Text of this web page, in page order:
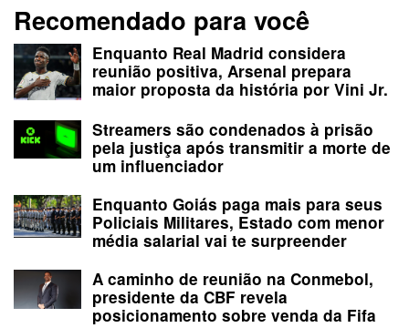
Recomendado para você
Enquanto Real Madrid considera
reunião positiva, Arsenal prepara
maior proposta da história por Vini Jr.
Streamers são condenados à prisão
pela justiça após transmitir a morte de
um influenciador
Enquanto Goiás paga mais para seus
Policiais Militares, Estado com menor
média salarial vai te surpreender
A caminho de reunião na Conmebol,
presidente da CBF revela
posicionamento sobre venda da Fifa